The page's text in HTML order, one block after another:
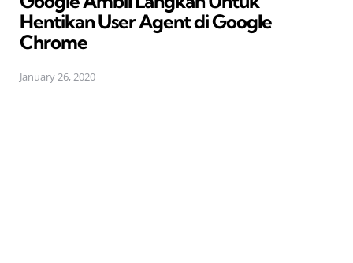
Hentikan User Agent di Google
Chrome
January 26, 2020